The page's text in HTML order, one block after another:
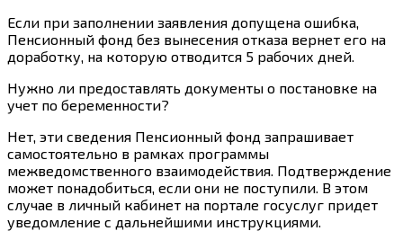
Если при заполнении заявления допущена ошибка,
Пенсионный фонд без вынесения отказа вернет его на
доработку, на которую отводится 5 рабочих дней.
Нужно ли предоставлять документы о постановке на
учет по беременности?
Нет, эти сведения Пенсионный фонд запрашивает
самостоятельно в рамках программы
межведомственного взаимодействия. Подтверждение
может понадобиться, если они не поступили. В этом
случае в личный кабинет на портале госуслуг придет
уведомление с дальнейшими инструкциями.